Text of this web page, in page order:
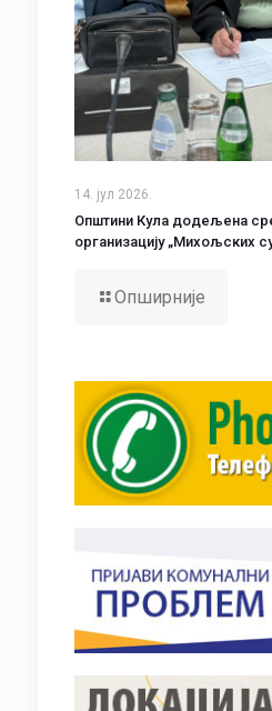
14. јул 2026.
Општини Кула додељена
организацију „Михољских
Опширније